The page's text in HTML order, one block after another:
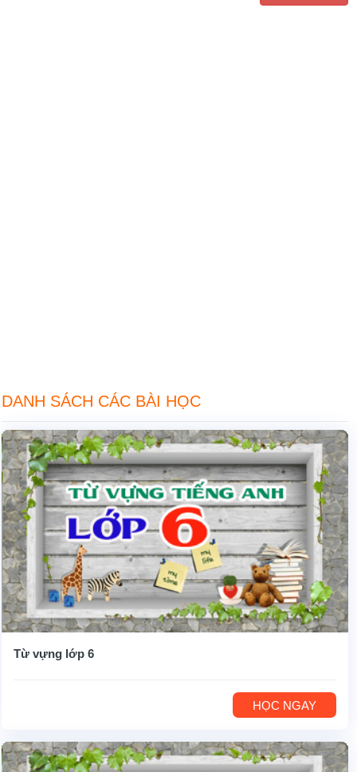
DANH SÁCH CÁC BÀI HỌC
Từ vựng lớp 6
HỌC NGAY